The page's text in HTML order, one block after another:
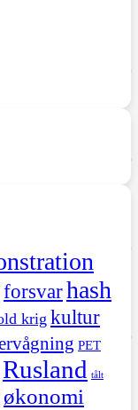
forsvarhash
krig kultur
PET
Rusland tålt
økonomi